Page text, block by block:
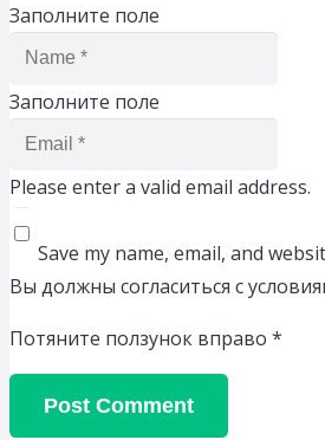
Заполните поле
Заполните поле
Please enter a valid email address.
Save my name, email, and
Вы должны согласиться с
Потяните ползунок вправо *
Post Comment